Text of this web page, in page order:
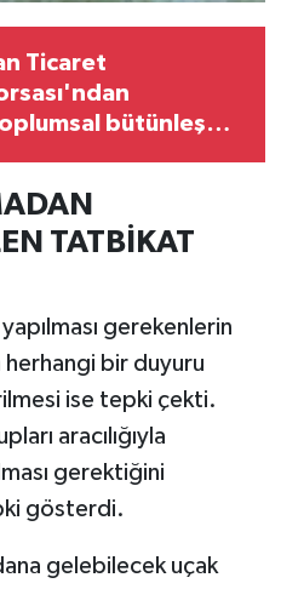
Ticaret
bütünleşme'
TATBİKAT
gerekenlerin
herhangi bir duyuru
ise tepki çekti.
aracılığıyla
gerektiğini
gösterdi.
gelebilecek uçak